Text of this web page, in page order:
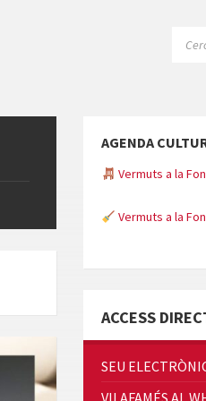
AGENDA
Vermuts a la
Vermuts a la
ACCESS
SEU